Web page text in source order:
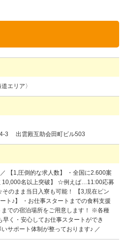
エリア〉
3 出雲殿互助会田町ビル503
【1,圧倒的な求人数】 ・全国に2.600案
10,000名以上突破】 ☆例えば…11:00応募
のまま当日入寮も可能！ 【3,現在ピン
ト♪】 ・お仕事スタートまでの食料支援
での宿泊場所をご用意します！ ※各種
く・安心してお仕事スタートができ
サポート体制が整っております♪ ／